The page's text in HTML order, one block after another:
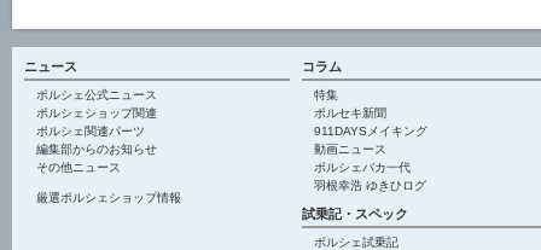
ニュース
ポルシェ公式ニュース
ポルシェショップ関連
ポルシェ関連パーツ
編集部からのお知らせ
その他ニュース
厳選ポルシェショップ情報
コラム
特集
ポルセキ新聞
911DAYSメイキング
動画ニュース
ポルシェバカ一代
羽根幸浩 ゆきひログ
試乗記・スペック
ポルシェ試乗記